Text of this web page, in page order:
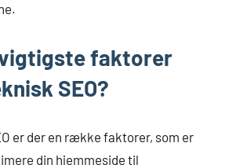
faktorer
SEO?
er der en række faktorer, som er
din hjemmeside til